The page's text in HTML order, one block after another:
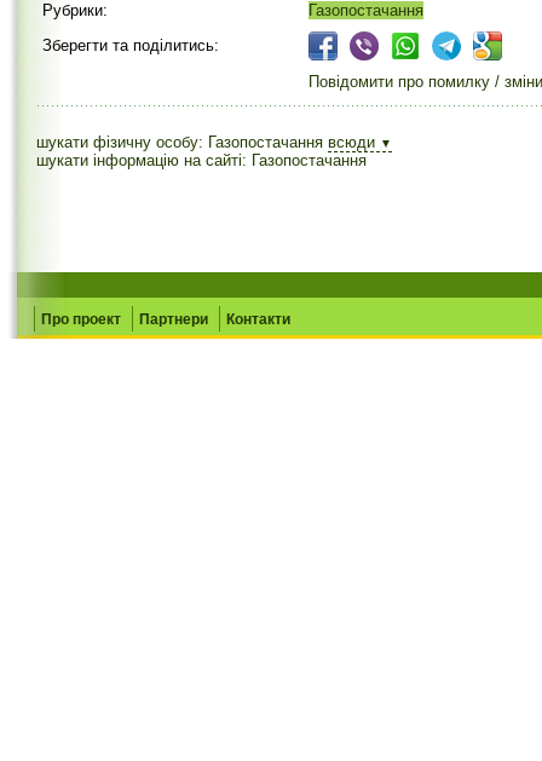
Рубрики:
Газопостачання
Зберегти та поділитись:
Повідомити про помилку / зміни
шукати фізичну особу: Газопостачання всюди ▼
шукати інформацію на сайті: Газопостачання
Про проект Партнери Контакти